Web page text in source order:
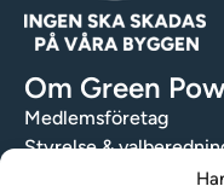
Om Green
Medlemsföretag
Styrelse &